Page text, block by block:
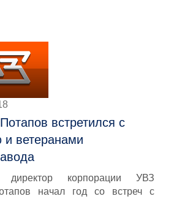
встретился с
ветеранами
директор корпорации УВЗ
начал год со встреч с